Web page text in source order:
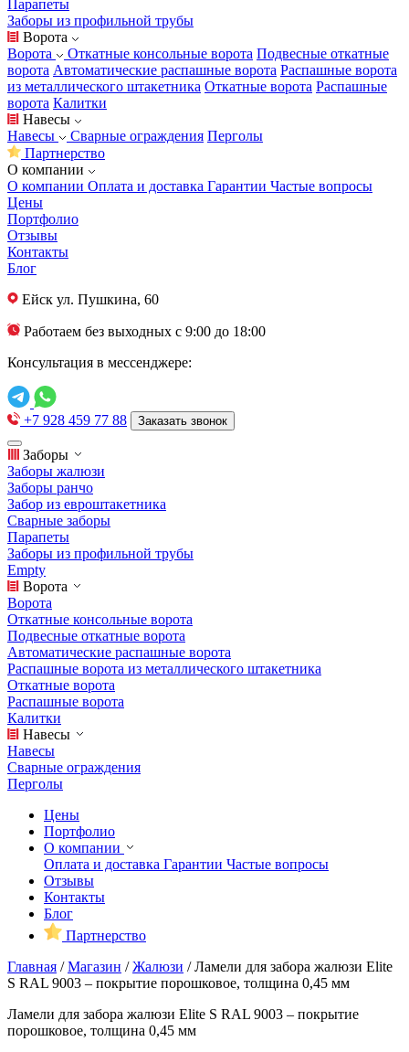
Парапеты
Заборы из профильной трубы
Ворота
Ворота
Откатные консольные ворота Подвесные откатные
ворота Автоматические распашные ворота Распашные ворота
из металлического штакетника Откатные ворота Распашные
ворота Калитки
Навесы
Навесы
Сварные ограждения Перголы
Партнерство
О компании
О компании Оплата и доставка Гарантии Частые вопросы
Цены
Портфолио
Отзывы
Контакты
Блог
Ейск ул. Пушкина, 60
Работаем без выходных с 9:00 до 18:00
Консультация в мессенджере:
+7 928 459 77 88 Заказать звонок
Заборы
Заборы жалюзи
Заборы ранчо
Забор из евроштакетника
Сварные заборы
Парапеты
Заборы из профильной трубы
Empty
Ворота
Ворота
Откатные консольные ворота
Подвесные откатные ворота
Автоматические распашные ворота
Распашные ворота из металлического штакетника
Откатные ворота
Распашные ворота
Калитки
Навесы
Навесы
Сварные ограждения
Перголы
Цены
Портфолио
О компании
Оплата и доставка Гарантии Частые вопросы
Отзывы
Контакты
Блог
Партнерство
Главная /Магазин /Жалюзи /Ламели для забора жалюзи Elite
S RAL 9003 – покрытие порошковое, толщина 0,45 мм
Ламели для забора жалюзи Elite S RAL 9003 – покрытие
порошковое, толщина 0,45 мм